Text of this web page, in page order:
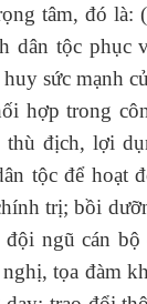
tâm, đó là:
dân tộc phục
sức mạnh
hợp trong
địch, lợi
tộc để hoạt
trị; bồi
ngũ cán bộ
tọa đàm